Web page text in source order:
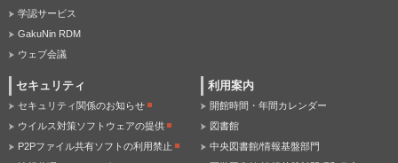
学認サービス
GakuNin RDM
ウェブ会議
セキュリティ
セキュリティ関係のお知らせ
ウイルス対策ソフトウェアの提供
P2Pファイル共有ソフトの利用禁止
利用案内
開館時間・年間カレンダー
図書館
中央図書館/情報基盤部門